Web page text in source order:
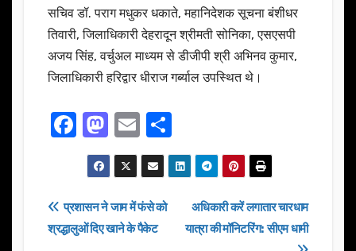
सचिव डॉ. पराग मधुकर धकाते, महानिदेशक सूचना बंशीधर
तिवारी, जिलाधिकारी देहरादून श्रीमती सोनिका, एसएसपी
अजय सिंह, वर्चुअल माध्यम से डीजीपी श्री अभिनव कुमार,
जिलाधिकारी हरिद्वार धीराज गर्ब्याल उपस्थित थे।
F
a
c
e
b
M
a
st
o
d
E
m
ail
h
ar
Post
navigation
अधिकारी करें लगातार चारधाम
यात्रा की मॉनिटरिंग: सीएम धामी
प्रशासन ने जाम में फंसे को
श्रद्धालुओं दिए खाने के पैकेट